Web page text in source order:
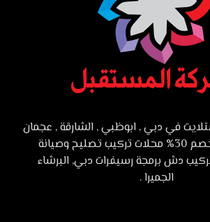
في دبي , ابوظبي , الشارقة , عجمان
:ارخص اسعار خصم 30% محلات تركيب تصليح وصيانة
دش برمجة رسيفرات دبي, البرشاء
الجميرا .